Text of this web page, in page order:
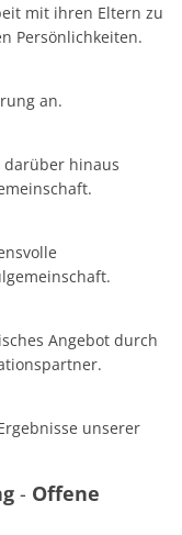
mit ihren Eltern zu
Persönlichkeiten.
an.
hinaus
Angebot durch
unserer
- Offene